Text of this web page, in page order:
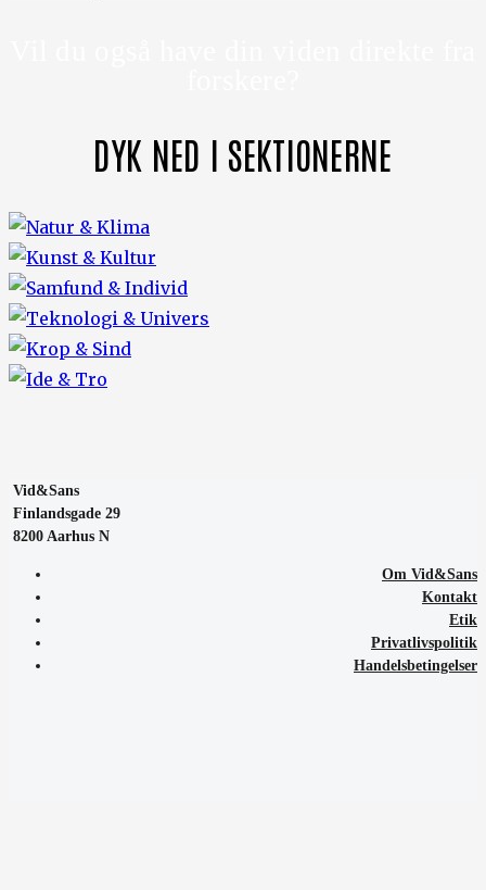
DYK NED I SEKTIONERNE
Vid&Sans
Finlandsgade 29
8200 Aarhus N
Om Vid&Sans
Kontakt
Etik
Privatlivspolitik
Handelsbetingelser